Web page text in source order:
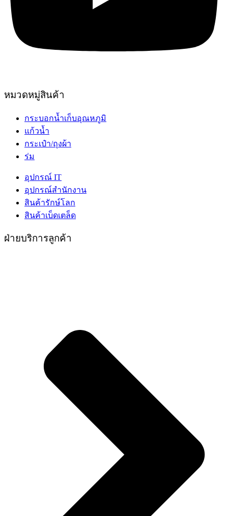
หมวดหมู่สินค้า
กระบอกน้ำเก็บอุณหภูมิ
แก้วน้ำ
กระเป๋า/ถุงผ้า
ร่ม
อุปกรณ์ IT
อุปกรณ์สำนักงาน
สินค้ารักษ์โลก
สินค้าเบ็ดเตล็ด
ฝ่ายบริการลูกค้า